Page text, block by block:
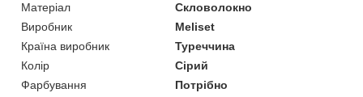
Матеріал
Скловолокно
Виробник
Meliset
Країна виробник
Туреччина
Колір
Сірий
Фарбування
Потрібно